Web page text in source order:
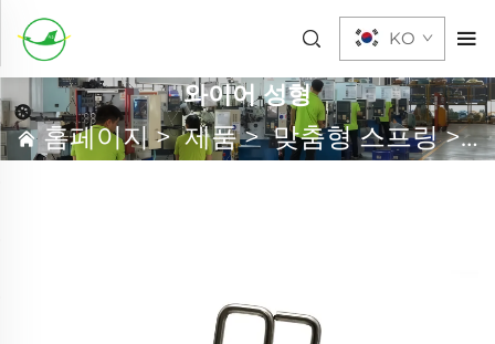
KO
와이어 성형
홈페이지>제품>맞춤형 스프링>